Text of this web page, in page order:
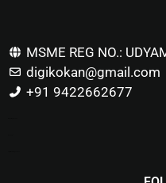
MSME REG NO.:
digikokan@gmail.com
+91 9422662677